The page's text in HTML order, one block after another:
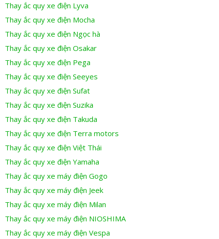
Thay ắc quy xe điện Lyva
Thay ắc quy xe điện Mocha
Thay ắc quy xe điện Ngọc hà
Thay ắc quy xe điện Osakar
Thay ắc quy xe điện Pega
Thay ắc quy xe điện Seeyes
Thay ắc quy xe điện Sufat
Thay ắc quy xe điện Suzika
Thay ắc quy xe điện Takuda
Thay ắc quy xe điện Terra motors
Thay ắc quy xe điện Việt Thái
Thay ắc quy xe điện Yamaha
Thay ắc quy xe máy điện Gogo
Thay ắc quy xe máy điện Jeek
Thay ắc quy xe máy điện Milan
Thay ắc quy xe máy điện NIOSHIMA
Thay ắc quy xe máy điện Vespa